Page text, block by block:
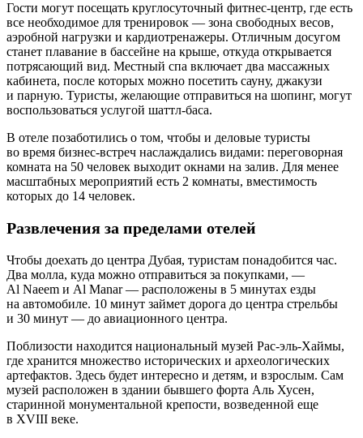
Гости могут посещать круглосуточный фитнес-центр, где есть
все необходимое для тренировок — зона свободных весов,
аэробной нагрузки и кардиотренажеры. Отличным досугом
станет плавание в бассейне на крыше, откуда открывается
потрясающий вид. Местный спа включает два массажных
кабинета, после которых можно посетить сауну, джакузи
и парную. Туристы, желающие отправиться на шопинг, могут
воспользоваться услугой шаттл-баса.
В отеле позаботились о том, чтобы и деловые туристы
во время бизнес-встреч наслаждались видами: переговорная
комната на 50 человек выходит окнами на залив. Для менее
масштабных мероприятий есть 2 комнаты, вместимость
которых до 14 человек.
Развлечения за пределами отелей
Чтобы доехать до центра Дубая, туристам понадобится час.
Два молла, куда можно отправиться за покупками, —
Al Naeem и Al Manar — расположены в 5 минутах езды
на автомобиле. 10 минут займет дорога до центра стрельбы
и 30 минут — до авиационного центра.
Поблизости находится национальный музей Рас-эль-Хаймы,
где хранится множество исторических и археологических
артефактов. Здесь будет интересно и детям, и взрослым. Сам
музей расположен в здании бывшего форта Аль Хусен,
старинной монументальной крепости, возведенной еще
в XVIII веке.